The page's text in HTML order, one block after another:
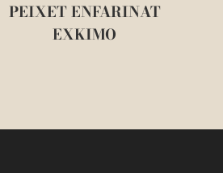
PEIXET ENFARINAT
EXKIMO